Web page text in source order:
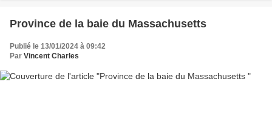
Province de la baie du Massachusetts
Publié le 13/01/2024 à 09:42
Par Vincent Charles